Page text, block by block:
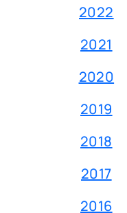
2022
2021
2020
2019
2018
2017
2016